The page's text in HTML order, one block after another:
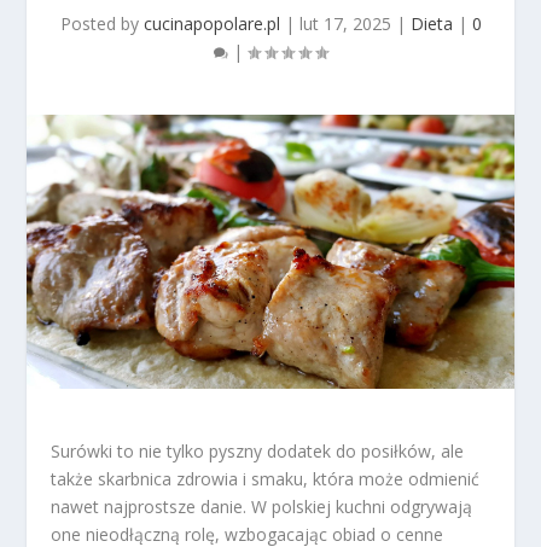
Posted by cucinapopolare.pl | lut 17, 2025 | Dieta | 0
|
Surówki to nie tylko pyszny dodatek do posiłków, ale
także skarbnica zdrowia i smaku, która może odmienić
nawet najprostsze danie. W polskiej kuchni odgrywają
one nieodłączną rolę, wzbogacając obiad o cenne